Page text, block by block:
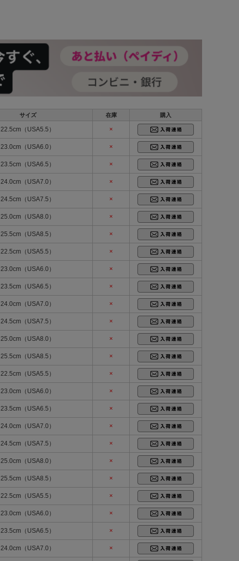
サイズ 在庫 購入
22.5cm（USA5.5） ×
23.0cm（USA6.0） ×
23.5cm（USA6.5） ×
24.0cm（USA7.0） ×
24.5cm（USA7.5） ×
25.0cm（USA8.0） ×
25.5cm（USA8.5） ×
22.5cm（USA5.5） ×
23.0cm（USA6.0） ×
23.5cm（USA6.5） ×
24.0cm（USA7.0） ×
24.5cm（USA7.5） ×
25.0cm（USA8.0） ×
25.5cm（USA8.5） ×
22.5cm（USA5.5） ×
23.0cm（USA6.0） ×
23.5cm（USA6.5） ×
24.0cm（USA7.0） ×
24.5cm（USA7.5） ×
25.0cm（USA8.0） ×
25.5cm（USA8.5） ×
22.5cm（USA5.5） ×
23.0cm（USA6.0） ×
23.5cm（USA6.5） ×
24.0cm（USA7.0） ×